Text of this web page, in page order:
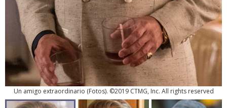
Un amigo extraordinario (Fotos). ©2019 CTMG, Inc. All rights reserved